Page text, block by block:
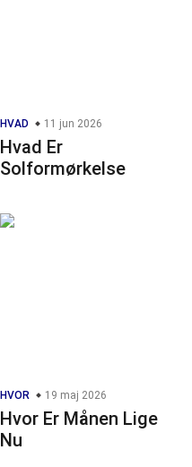
HVAD 11 jun 2026
Hvad Er
Solformørkelse
HVOR 19 maj 2026
Hvor Er Månen Lige
Nu